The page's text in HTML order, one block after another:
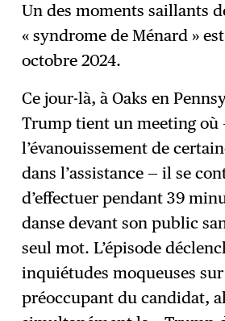
Un des moments saillants
« syndrome de Ménard »
octobre 2024.
Ce jour-là, à Oaks en
Trump tient un meeting où
l’évanouissement de
dans l’assistance — il se
d’effectuer pendant 39
danse devant son public
seul mot. L’épisode
inquiétudes moqueuses
préoccupant du candidat,